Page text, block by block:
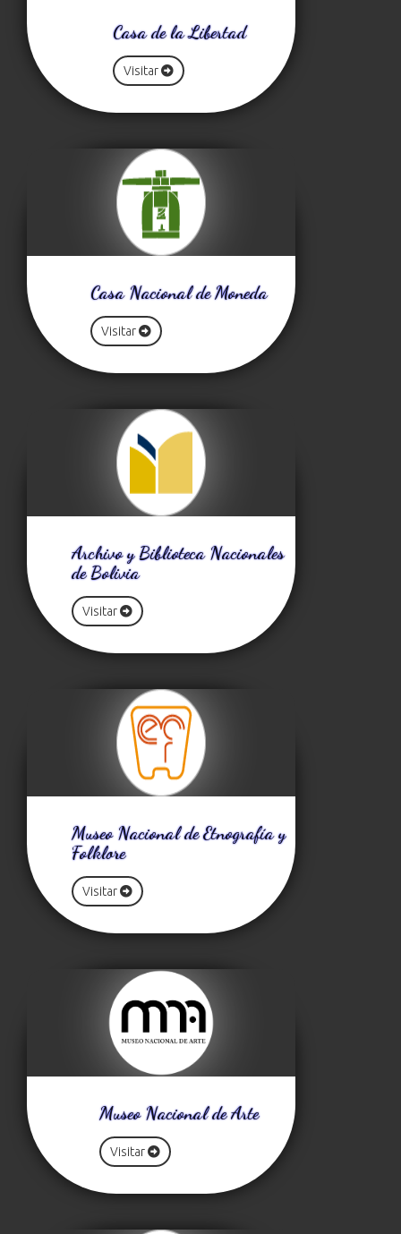
Casa de la Libertad
Visitar
Casa Nacional de Moneda
Visitar
Archivo y Biblioteca Nacionales
de Bolivia
Visitar
Museo Nacional de Etnografía y
Folklore
Visitar
Museo Nacional de Arte
Visitar